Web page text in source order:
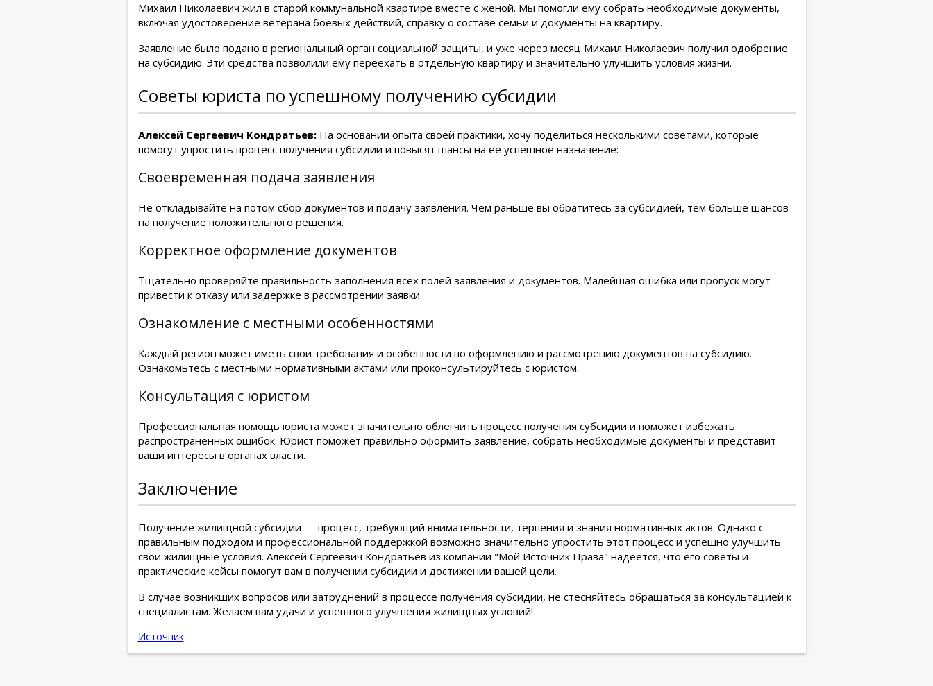
Михаил Николаевич жил в старой коммунальной квартире вместе с женой. Мы помогли ему собрать необходимые документы,
включая удостоверение ветерана боевых действий, справку о составе семьи и документы на квартиру.
Заявление было подано в региональный орган социальной защиты, и уже через месяц Михаил Николаевич получил одобрение
на субсидию. Эти средства позволили ему переехать в отдельную квартиру и значительно улучшить условия жизни.
Советы юриста по успешному получению субсидии
Алексей Сергеевич Кондратьев:На основании опыта своей практики, хочу поделиться несколькими советами, которые
помогут упростить процесс получения субсидии и повысят шансы на ее успешное назначение:
Своевременная подача заявления
Не откладывайте на потом сбор документов и подачу заявления. Чем раньше вы обратитесь за субсидией, тем больше шансов
на получение положительного решения.
Корректное оформление документов
Тщательно проверяйте правильность заполнения всех полей заявления и документов. Малейшая ошибка или пропуск могут
привести к отказу или задержке в рассмотрении заявки.
Ознакомление с местными особенностями
Каждый регион может иметь свои требования и особенности по оформлению и рассмотрению документов на субсидию.
Ознакомьтесь с местными нормативными актами или проконсультируйтесь с юристом.
Консультация с юристом
Профессиональная помощь юриста может значительно облегчить процесс получения субсидии и поможет избежать
распространенных ошибок. Юрист поможет правильно оформить заявление, собрать необходимые документы и представит
ваши интересы в органах власти.
Заключение
Получение жилищной субсидии — процесс, требующий внимательности, терпения и знания нормативных актов. Однако с
правильным подходом и профессиональной поддержкой возможно значительно упростить этот процесс и успешно улучшить
свои жилищные условия. Алексей Сергеевич Кондратьев из компании "Мой Источник Права" надеется, что его советы и
практические кейсы помогут вам в получении субсидии и достижении вашей цели.
В случае возникших вопросов или затруднений в процессе получения субсидии, не стесняйтесь обращаться за консультацией к
специалистам. Желаем вам удачи и успешного улучшения жилищных условий!
Источник